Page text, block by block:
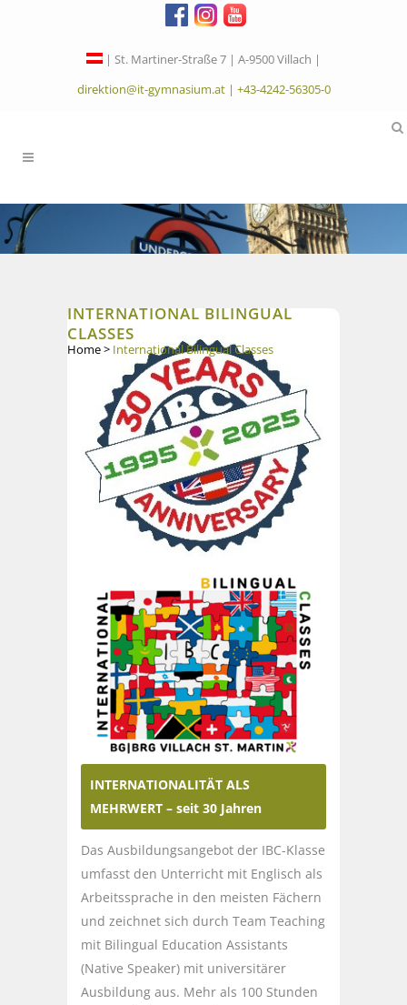
| St. Martiner-Straße 7 | A-9500 Villach |
direktion@it-gymnasium.at| +43-4242-56305-0
INTERNATIONAL BILINGUAL
CLASSES
Home> International Bilingual Classes
INTERNATIONALITÄT ALS
MEHRWERT – seit 30 Jahren
Das Ausbildungsangebot der IBC-Klasse
umfasst den Unterricht mit Englisch als
Arbeitssprache in den meisten Fächern
und zeichnet sich durch Team Teaching
mit Bilingual Education Assistants
(Native Speaker) mit universitärer
Ausbildung aus. Mehr als 100 Stunden